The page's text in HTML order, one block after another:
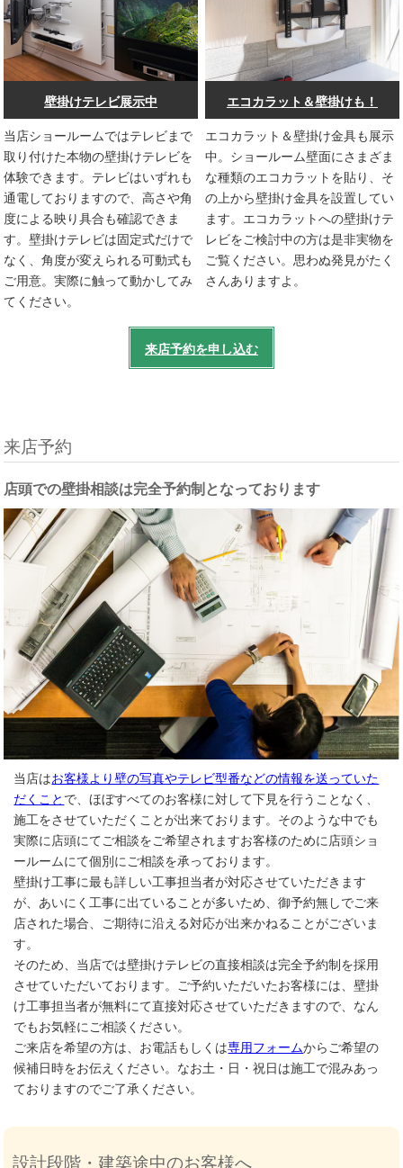
壁掛けテレビ展示中
当店ショールームではテレビまで
取り付けた本物の壁掛けテレビを
体験できます。テレビはいずれも
通電しておりますので、高さや角
度による映り具合も確認できま
す。壁掛けテレビは固定式だけで
なく、角度が変えられる可動式も
ご用意。実際に触って動かしてみ
てください。
エコカラット＆壁掛けも！
エコカラット＆壁掛け金具も展示
中。ショールーム壁面にさまざま
な種類のエコカラットを貼り、そ
の上から壁掛け金具を設置してい
ます。エコカラットへの壁掛けテ
レビをご検討中の方は是非実物を
ご覧ください。思わぬ発見がたく
さんありますよ。
来店予約を申し込む
来店予約
店頭での壁掛相談は完全予約制となっております
当店はお客様より壁の写真やテレビ型番などの情報を送っていた
だくこと で、ほぼすべてのお客様に対して下見を行うことなく、
施工をさせていただくことが出来ております。そのような中でも
実際に店頭にてご相談をご希望されますお客様のために店頭ショ
ールームにて個別にご相談を承っております。
壁掛け工事に最も詳しい工事担当者が対応させていただきます
が、あいにく工事に出ていることが多いため、御予約無しでご来
店された場合、ご期待に沿える対応が出来かねることがございま
す。
そのため、当店では壁掛けテレビの直接相談は完全予約制を採用
させていただいております。ご予約いただいたお客様には、壁掛
け工事担当者が無料にて直接対応させていただきますので、なん
でもお気軽にご相談ください。
ご来店を希望の方は、お電話もしくは専用フォームからご希望の
候補日時をお伝えください。なお土・日・祝日は施工で混みあっ
ておりますのでご了承ください。
設計段階・建築途中のお客様へ